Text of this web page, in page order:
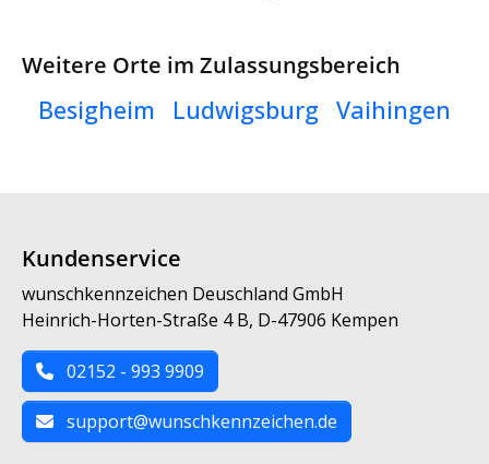
Weitere Orte im Zulassungsbereich
Besigheim Ludwigsburg Vaihingen
Kundenservice
wunschkennzeichen Deuschland GmbH
Heinrich-Horten-Straße 4 B, D-47906 Kempen
02152 - 993 9909
support@wunschkennzeichen.de